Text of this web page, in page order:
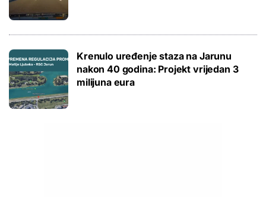
Krenulo uređenje staza na Jarunu
nakon 40 godina: Projekt vrijedan 3
milijuna eura